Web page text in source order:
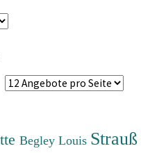
Begley Louis Strauß